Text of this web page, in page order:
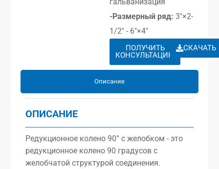
-Размерный ряд: 3″×2-
1/2″ - 6″×4″
ПОЛУЧИТЬ
КОНСУЛЬТАЦИЮ
СКАЧАТЬ
Описание
ОПИСАНИЕ
Редукционное колено 90° с желобком - это
редукционное колено 90 градусов с
желобчатой структурой соединения.